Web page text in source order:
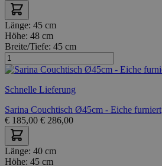
Länge: 45 cm
Höhe: 48 cm
Breite/Tiefe: 45 cm
Schnelle Lieferung
Sarina Couchtisch Ø45cm - Eiche furniert
€ 185,00 € 286,00
Länge: 40 cm
Höhe: 45 cm